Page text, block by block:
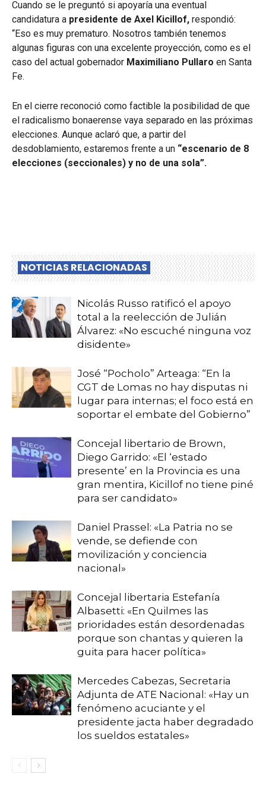
Cuando se le preguntó si apoyaría una eventual
candidatura a presidente de Axel Kicillof, respondió:
“Eso es muy prematuro. Nosotros también tenemos
algunas figuras con una excelente proyección, como es el
caso del actual gobernador Maximiliano Pullaro en Santa
Fe.
En el cierre reconoció como factible la posibilidad de que
el radicalismo bonaerense vaya separado en las próximas
elecciones. Aunque aclaró que, a partir del
desdoblamiento, estaremos frente a un “escenario de 8
elecciones (seccionales) y no de una sola”.
NOTICIAS RELACIONADAS
Nicolás Russo ratificó el apoyo
total a la reelección de Julián
Álvarez: «No escuché ninguna voz
disidente»
José “Pocholo” Arteaga: “En la
CGT de Lomas no hay disputas ni
lugar para internas; el foco está en
soportar el embate del Gobierno”
Concejal libertario de Brown,
Diego Garrido: «El ‘estado
presente’ en la Provincia es una
gran mentira, Kicillof no tiene piné
para ser candidato»
Daniel Prassel: «La Patria no se
vende, se defiende con
movilización y conciencia
nacional»
Concejal libertaria Estefanía
Albasetti: «En Quilmes las
prioridades están desordenadas
porque son chantas y quieren la
guita para hacer política»
Mercedes Cabezas, Secretaria
Adjunta de ATE Nacional: «Hay un
fenómeno acuciante y el
presidente jacta haber degradado
los sueldos estatales»